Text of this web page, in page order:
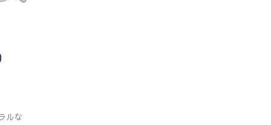
ルな